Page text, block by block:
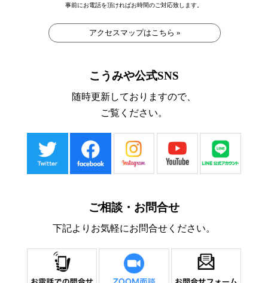
事前にお電話を頂ければお時間のご対応致します。
アクセスマップはこちら »
こうみや公式SNS
随時更新しておりますので、
ご覧ください。
ご相談・お問合せ
下記よりお気軽にお問合せください。